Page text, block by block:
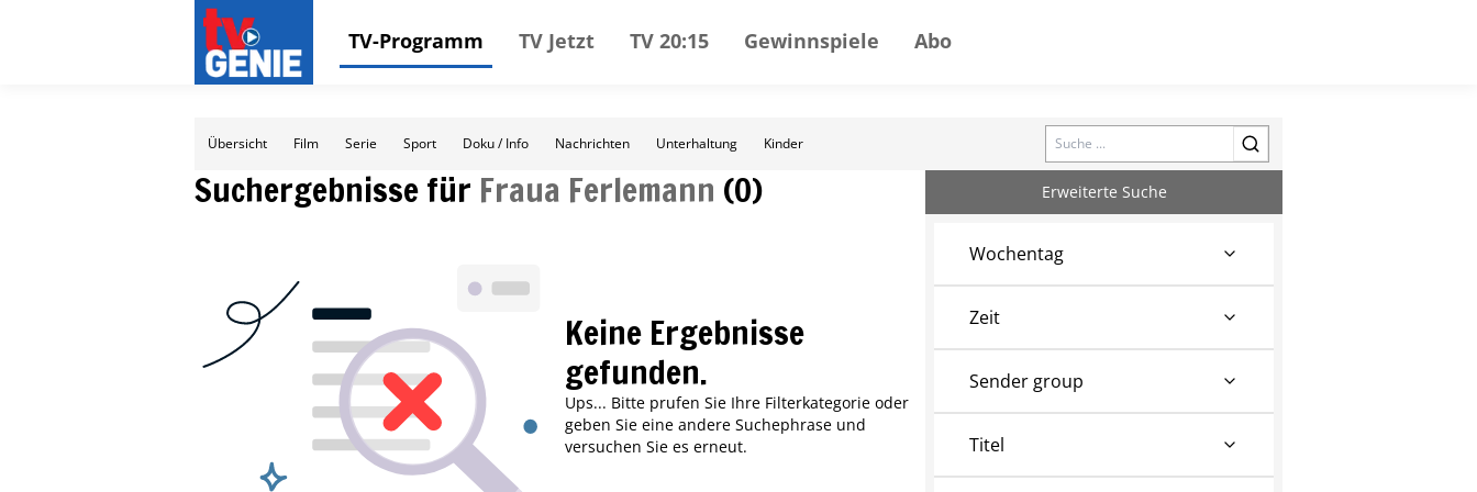
TV-Programm TV Jetzt TV 20:15 Gewinnspiele Abo
Übersicht Film Serie Sport Doku / Info Nachrichten Unterhaltung Kinder Search
Suchergebnisse für Fraua Ferlemann (0)
Keine Ergebnisse
gefunden.
Ups... Bitte prufen Sie Ihre Filterkategorie oder
geben Sie eine andere Suchephrase und
versuchen Sie es erneut.
Erweiterte Suche
Wochentag
Zeit
Sender group
Titel